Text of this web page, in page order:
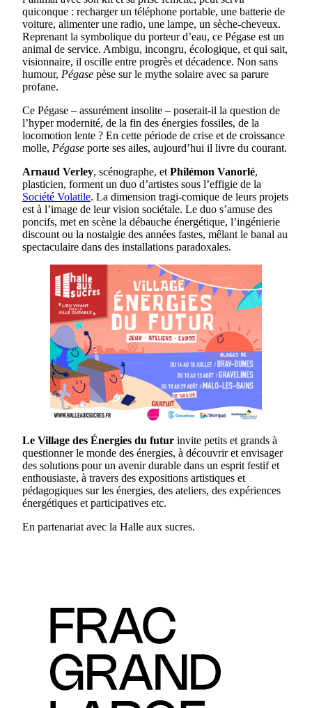
quiconque : recharger un téléphone portable, une batterie de
voiture, alimenter une radio, une lampe, un sèche-cheveux.
Reprenant la symbolique du porteur d’eau, ce Pégase est un
animal de service. Ambigu, incongru, écologique, et qui sait,
visionnaire, il oscille entre progrès et décadence. Non sans
humour, Pégase pèse sur le mythe solaire avec sa parure
profane.
Ce Pégase – assurément insolite – poserait-il la question de
l’hyper modernité, de la fin des énergies fossiles, de la
locomotion lente ? En cette période de crise et de croissance
molle, Pégase porte ses ailes, aujourd’hui il livre du courant.
Arnaud Verley, scénographe, et Philémon Vanorlé,
plasticien, forment un duo d’artistes sous l’effigie de la
Société Volatile. La dimension tragi-comique de leurs projets
est à l’image de leur vision sociétale. Le duo s’amuse des
poncifs, met en scène la débauche énergétique, l’ingénierie
discount ou la nostalgie des années fastes, mêlant le banal au
spectaculaire dans des installations paradoxales.
Le Village des Énergies du futur invite petits et grands à
questionner le monde des énergies, à découvrir et envisager
des solutions pour un avenir durable dans un esprit festif et
enthousiaste, à travers des expositions artistiques et
pédagogiques sur les énergies, des ateliers, des expériences
énergétiques et participatives etc.
En partenariat avec la Halle aux sucres.